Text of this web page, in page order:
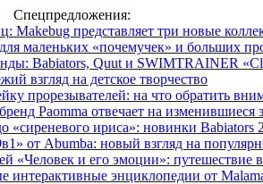
Спецпредложения:
Makebug представляет три новые
маленьких «почемучек» и больших
Babiators, Quut и SWIMTRAINER
взгляд на детское творчество
прорезывателей: на что обратить
Paomma отвечает на
«сиреневого ириса»: новинки Babiators
от Abumba: новый взгляд на
«Человек и его эмоции»: путешествие
интерактивные энциклопедии от